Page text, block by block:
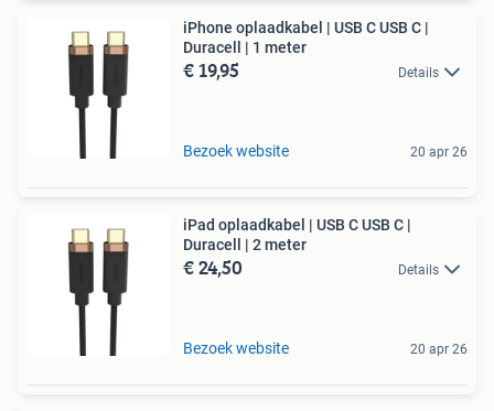
iPhone oplaadkabel | USB C USB C |
Duracell | 1 meter
€ 19,95 Details
Bezoek website 20 apr 26
iPad oplaadkabel | USB C USB C |
Duracell | 2 meter
€ 24,50 Details
Bezoek website 20 apr 26